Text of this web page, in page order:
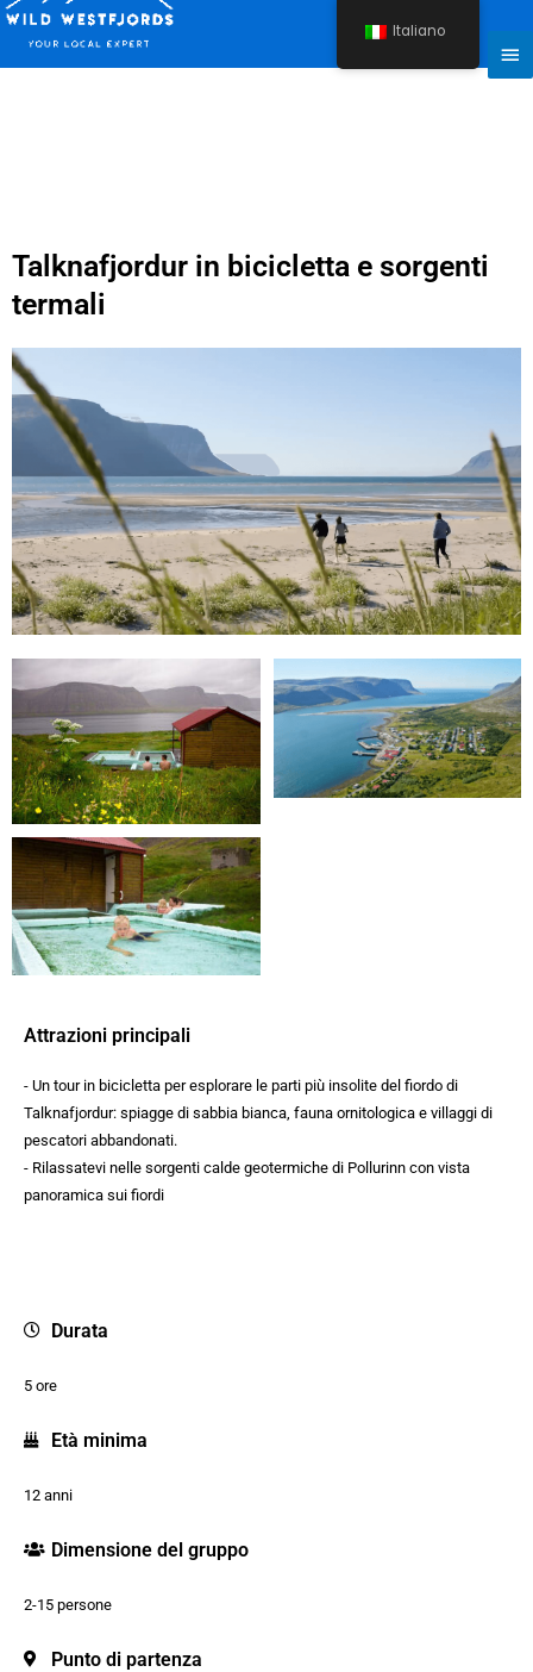
Vai
contenuto
Talknafjordur in bicicletta e sorgenti
termali
Attrazioni principali
- Un tour in bicicletta per esplorare le parti più insolite del fiordo di
Talknafjordur: spiagge di sabbia bianca, fauna ornitologica e villaggi di
pescatori abbandonati.
- Rilassatevi nelle sorgenti calde geotermiche di Pollurinn con vista
panoramica sui fiordi
Durata
5 ore
Età minima
12 anni
Dimensione del gruppo
2-15 persone
Punto di partenza
Italiano